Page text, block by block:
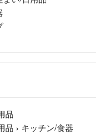
品
品 › キッチン/食器